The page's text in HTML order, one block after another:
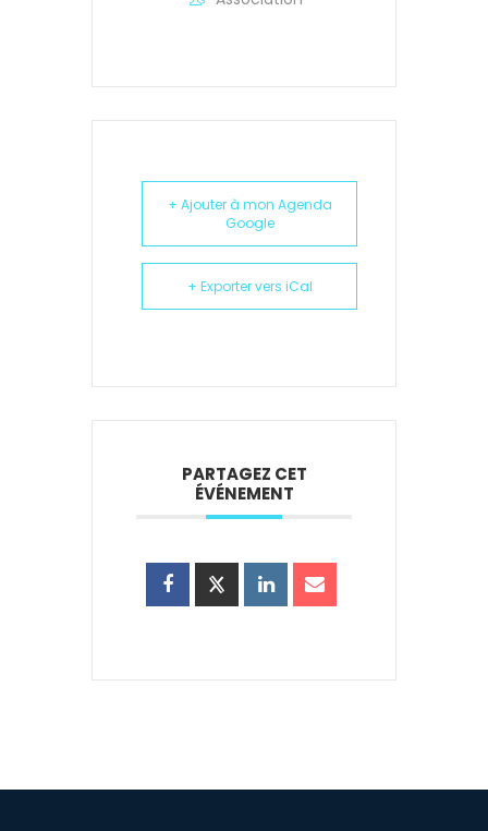
+ Ajouter à mon Agenda
Google
+ Exporter vers iCal
PARTAGEZ CET
ÉVÉNEMENT